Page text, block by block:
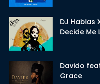
DJ Habias
Decide Me
Davido
Grace